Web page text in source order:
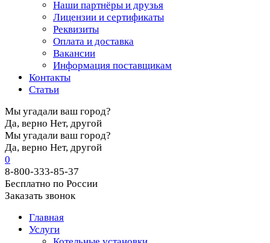
Наши партнёры и друзья
Лицензии и сертификаты
Реквизиты
Оплата и доставка
Вакансии
Информация поставщикам
Контакты
Статьи
Мы угадали ваш город?
Да, верно Нет, другой
Мы угадали ваш город?
Да, верно Нет, другой
0
8-800-333-85-37
Бесплатно по России
Заказать звонок
Главная
Услуги